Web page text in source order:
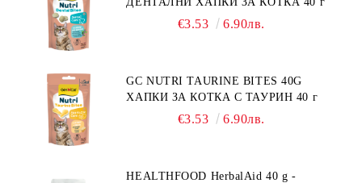
€3.53 6.90лв.
GC NUTRI TAURINE BITES 40G
ХАПКИ ЗА КОТКА С ТАУРИН 40 г
€3.53 6.90лв.
HEALTHFOOD HerbalAid 40 g -